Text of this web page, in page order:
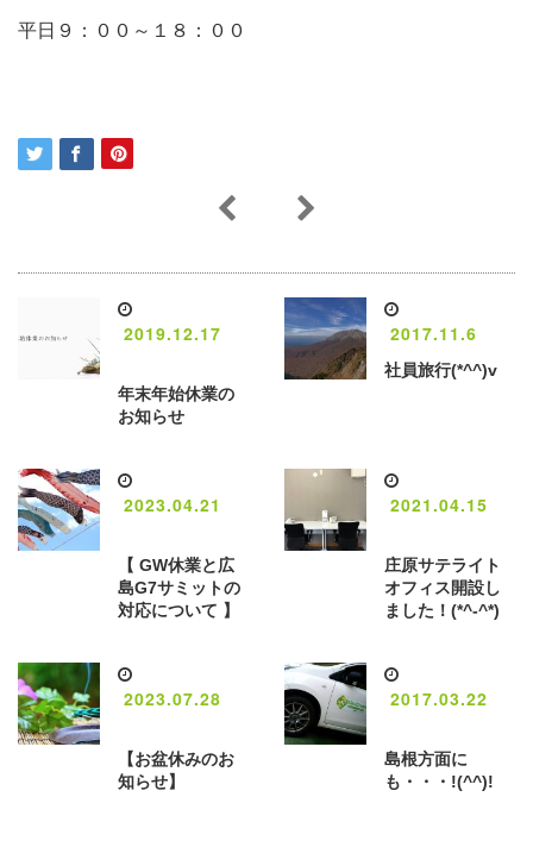
平日９：００～１８：００
2019.12.17
年末年始休業の
お知らせ
2017.11.6
社員旅行(*^^)v
2023.04.21
【 GW休業と広
島G7サミットの
対応について 】
2021.04.15
庄原サテライト
オフィス開設し
ました！(*^-^*)
2023.07.28
【お盆休みのお
知らせ】
2017.03.22
島根方面に
も・・・!(^^)!